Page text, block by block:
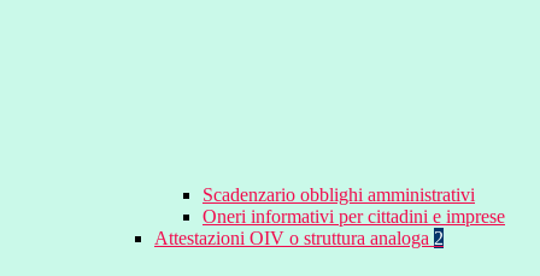
Scadenzario obblighi amministrativi
Oneri informativi per cittadini e imprese
Attestazioni OIV o struttura analoga 2